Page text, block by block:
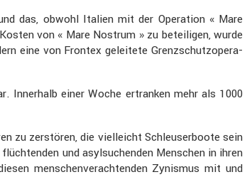
das, obwohl Italien mit der Opera­tion « Mare
von « Mare Nostrum » zu betei­ligen, wurde
eine von Frontex gelei­tete Grenz­schutz­ope­ra­
Inner­halb einer Woche ertranken mehr als 1000
zu zerstören, die vielleicht Schleu­ser­boote sein
und asylsu­chenden Menschen in ihren
menschen­ver­ach­tenden Zynismus mit und